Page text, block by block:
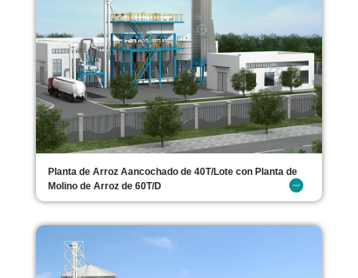
Planta de Arroz Aancochado de 40T/Lote con Planta de
Molino de Arroz de 60T/D